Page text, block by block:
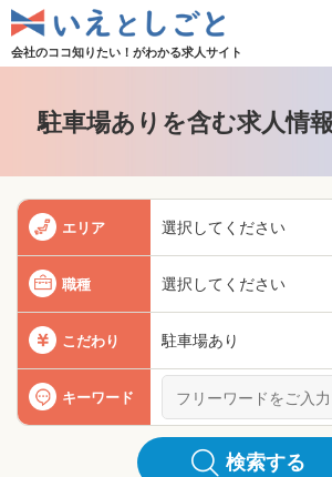
会社のココ知りたい！がわかる求人サイト
駐車場ありを含む求人情報
エリア 選択してください
職種 選択してください
こだわり 駐車場あり
キーワード
検索する